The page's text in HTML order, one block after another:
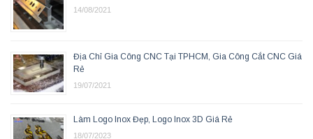
14/08/2021
Địa Chỉ Gia Công CNC Tại TPHCM, Gia Công Cắt CNC Giá
Rẻ
19/07/2021
Làm Logo Inox Đẹp, Logo Inox 3D Giá Rẻ
18/07/2023